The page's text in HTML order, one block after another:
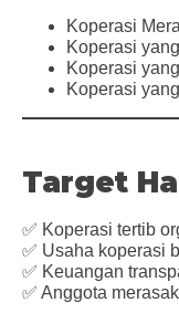
Koperasi
Koperasi
Koperasi
Koperasi
Target
✅ Koperasi tertib
✅ Usaha koperasi
✅ Keuangan
✅ Anggota